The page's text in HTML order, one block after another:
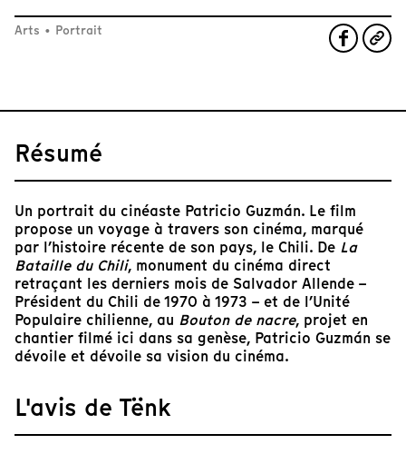
Arts • Portrait
Résumé
Un portrait du cinéaste Patricio Guzmán. Le film
propose un voyage à travers son cinéma, marqué
par l’histoire récente de son pays, le Chili. De La
Bataille du Chili, monument du cinéma direct
retraçant les derniers mois de Salvador Allende –
Président du Chili de 1970 à 1973 – et de l’Unité
Populaire chilienne, au Bouton de nacre, projet en
chantier filmé ici dans sa genèse, Patricio Guzmán se
dévoile et dévoile sa vision du cinéma.
L'avis de Tënk